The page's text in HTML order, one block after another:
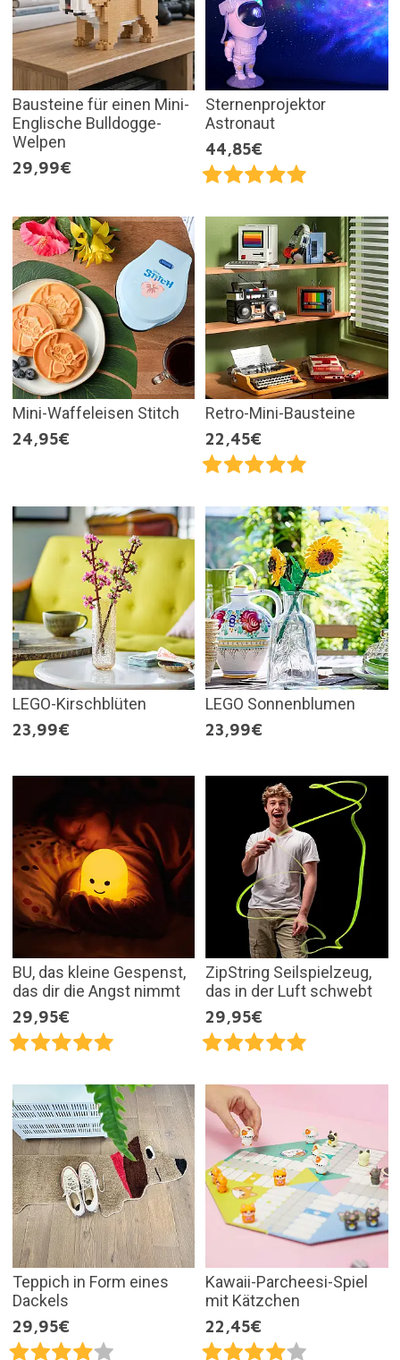
Bausteine für einen Mini-
Englische Bulldogge-
Welpen
29,99€
Sternenprojektor
Astronaut
44,85€
Mini-Waffeleisen Stitch
24,95€
Retro-Mini-Bausteine
22,45€
LEGO-Kirschblüten
23,99€
LEGO Sonnenblumen
23,99€
BU, das kleine Gespenst,
das dir die Angst nimmt
29,95€
ZipString Seilspielzeug,
das in der Luft schwebt
29,95€
Teppich in Form eines
Dackels
29,95€
Kawaii-Parcheesi-Spiel
mit Kätzchen
22,45€